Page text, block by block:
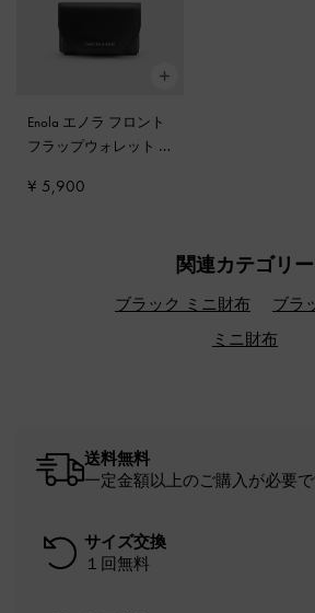
Enola エノラ フロント
フラップウォレット -
¥ 5,900
関連カテゴリー
ブラック ミニ財布
ブラ
ミニ財布
送料無料
一定金額以上のご購入が必要
サイズ交換
１回無料